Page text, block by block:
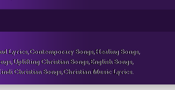
Lyrics, Contemporary Songs, Healing Songs,
Uplifting Christian Songs, English Songs,
Christian Songs, Christian Music Lyrics.